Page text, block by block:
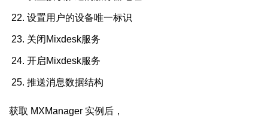
设置用户的设备唯一标识
关闭Mixdesk服务
开启Mixdesk服务
推送消息数据结构
获取 MXManager 实例后，